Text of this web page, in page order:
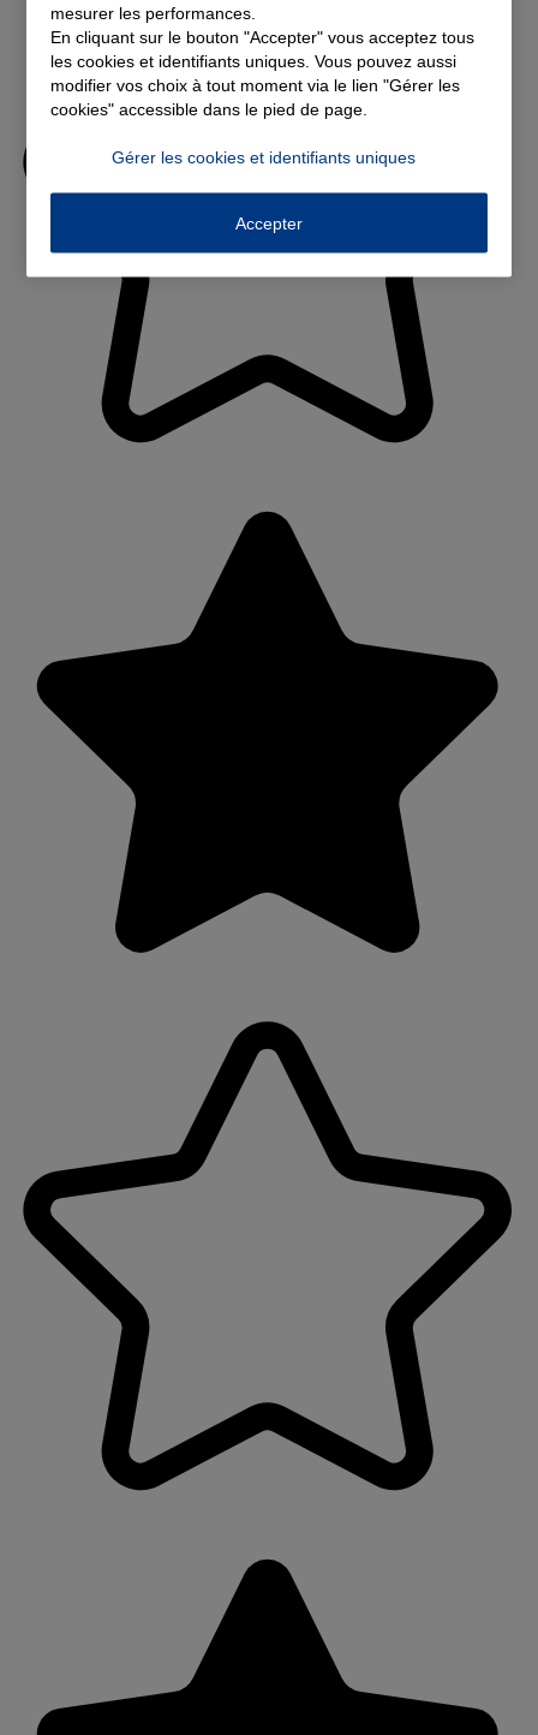
mesurer les performances.
En cliquant sur le bouton "Accepter" vous acceptez tous
les cookies et identifiants uniques. Vous pouvez aussi
modifier vos choix à tout moment via le lien "Gérer les
cookies" accessible dans le pied de page.
Gérer les cookies et identifiants uniques
Accepter